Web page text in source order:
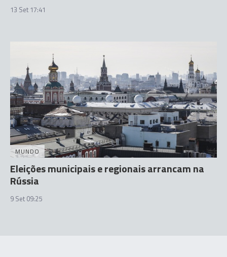
13 Set 17:41
MUNDO
Eleições municipais e regionais arrancam na
Rússia
9 Set 09:25